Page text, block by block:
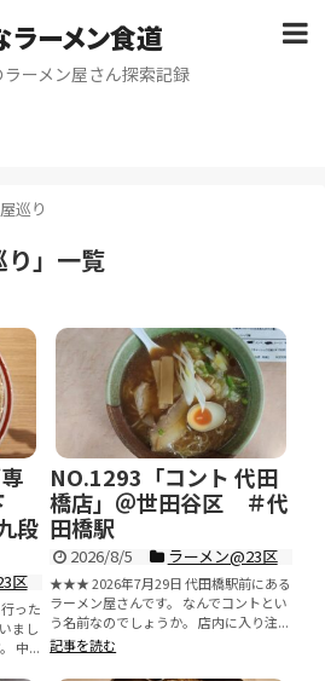
ラーメン食道
ーメン屋さん探索記録
巡り
」 一覧
段
区
った
まし
中...
NO.1293「コント 代田
橋店」＠世田谷区 ＃代
田橋駅
2026/8/5 ラーメン@23区
★★★ 2026年7月29日 代田橋駅前にある
ラーメン屋さんです。 なんでコントとい
う名前なのでしょうか。 店内に入り注...
記事を読む